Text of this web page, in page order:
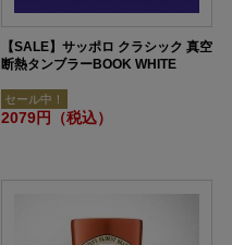
【SALE】サッポロ クラシック 真空
断熱タンブラーBOOK WHITE
セール中！
2079円（税込）